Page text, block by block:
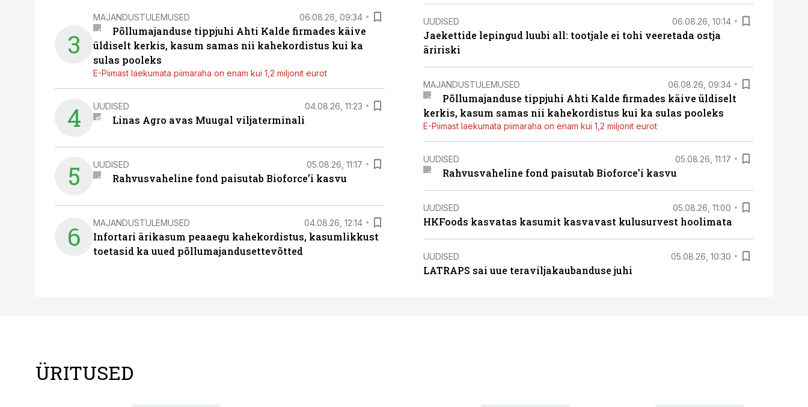
3
MAJANDUSTULEMUSED 06.08.26, 09:34
Põllumajanduse tippjuhi Ahti Kalde firmades käive
üldiselt kerkis, kasum samas nii kahekordistus kui ka
sulas pooleks
E-Piimast laekumata piimaraha on enam kui 1,2 miljonit eurot
4 UUDISED 04.08.26, 11:23
Linas Agro avas Muugal viljaterminali
5 UUDISED 05.08.26, 11:17
Rahvusvaheline fond paisutab Bioforce’i kasvu
6 MAJANDUSTULEMUSED 04.08.26, 12:14
Infortari ärikasum peaaegu kahekordistus, kasumlikkust
toetasid ka uued põllumajandusettevõtted
UUDISED 06.08.26, 10:14
Jaekettide lepingud luubi all: tootjale ei tohi veeretada ostja
äririski
MAJANDUSTULEMUSED 06.08.26, 09:34
Põllumajanduse tippjuhi Ahti Kalde firmades käive üldiselt
kerkis, kasum samas nii kahekordistus kui ka sulas pooleks
E-Piimast laekumata piimaraha on enam kui 1,2 miljonit eurot
UUDISED 05.08.26, 11:17
Rahvusvaheline fond paisutab Bioforce’i kasvu
UUDISED 05.08.26, 11:00
HKFoods kasvatas kasumit kasvavast kulusurvest hoolimata
UUDISED 05.08.26, 10:30
LATRAPS sai uue teraviljakaubanduse juhi
ÜRITUSED